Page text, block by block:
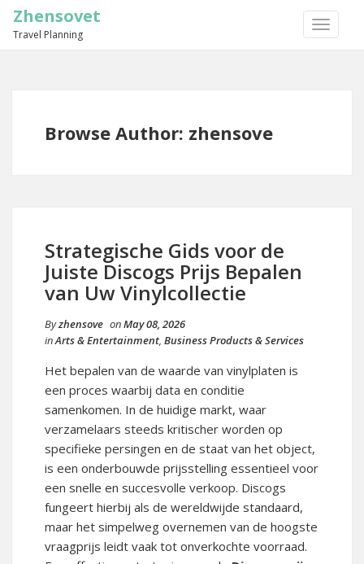
TOGGLE
Zhensovet
Travel Planning
Browse Author: zhensove
Strategische Gids voor de
Juiste Discogs Prijs Bepalen
van Uw Vinylcollectie
Byzhensove onMay 08, 2026
inArts & Entertainment, Business Products & Services
Het bepalen van de waarde van vinylplaten is
een proces waarbij data en conditie
samenkomen. In de huidige markt, waar
verzamelaars steeds kritischer worden op
specifieke persingen en de staat van het object,
is een onderbouwde prijsstelling essentieel voor
een snelle en succesvolle verkoop. Discogs
fungeert hierbij als de wereldwijde standaard,
maar het simpelweg overnemen van de hoogste
vraagprijs leidt vaak tot onverkochte voorraad.